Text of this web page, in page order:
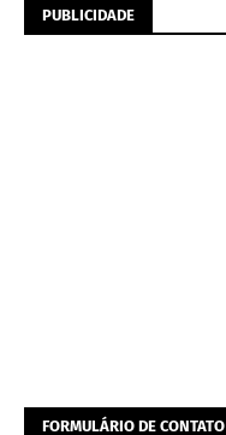
PUBLICIDADE
FORMULÁRIO DE CONTATO